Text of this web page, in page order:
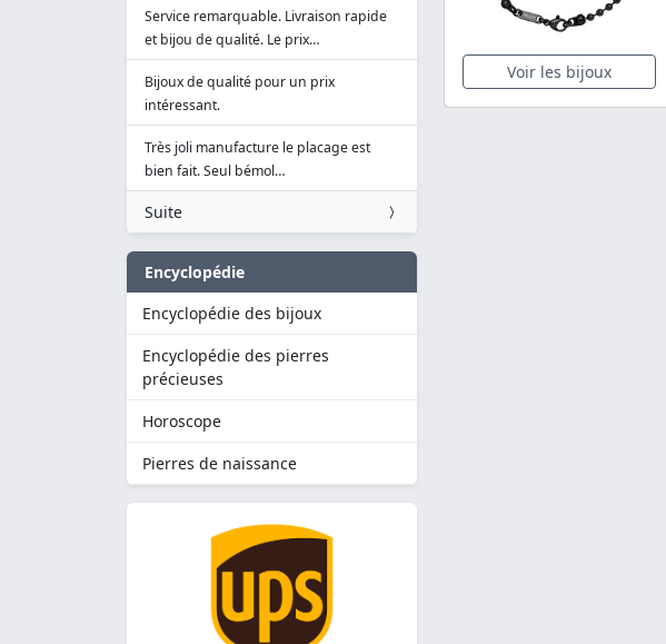
Service remarquable. Livraison rapide
et bijou de qualité. Le prix…
Bijoux de qualité pour un prix
intéressant.
Très joli manufacture le placage est
bien fait. Seul bémol…
Suite
Encyclopédie
Encyclopédie des bijoux
Encyclopédie des pierres
précieuses
Horoscope
Pierres de naissance
Voir les bijoux